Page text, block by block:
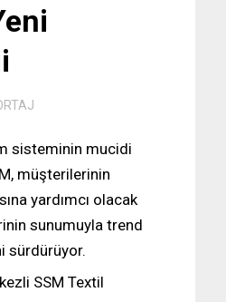
sisteminin mucidi
müşterilerinin
yardımcı olacak
sunumuyla trend
sürdürüyor.
SSM Textil